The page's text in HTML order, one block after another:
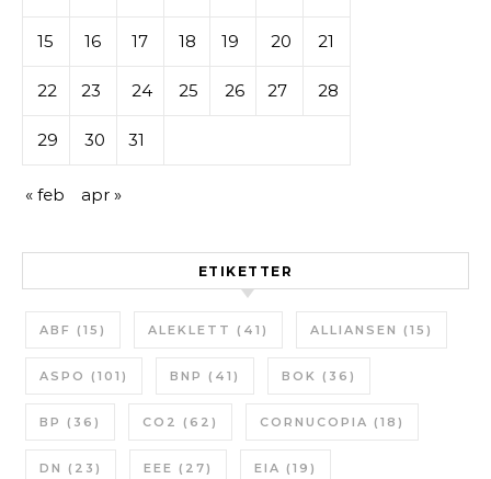
15 16 17 18 19 20 21
22 23 24 25 26 27 28
29 30 31
« feb apr »
ETIKETTER
ABF (15) ALEKLETT (41) ALLIANSEN (15)
ASPO (101) BNP (41) BOK (36)
BP (36) CO2 (62) CORNUCOPIA (18)
DN (23) EEE (27) EIA (19)